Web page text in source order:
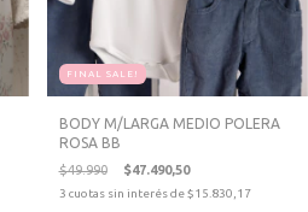
FINAL SALE!
BODY M/LARGA MEDIO POLERA
ROSA BB
$49.990 $47.490,50
3 cuotas sin interés de$15.830,17